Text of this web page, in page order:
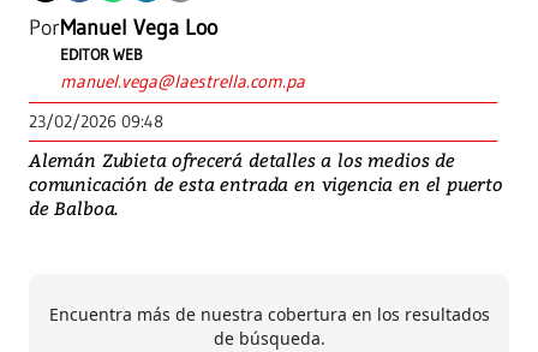
PorManuel Vega Loo
EDITOR WEB
manuel.vega@laestrella.com.pa
23/02/2026 09:48
Alemán Zubieta ofrecerá detalles a los medios de
comunicación de esta entrada en vigencia en el puerto
de Balboa.
Encuentra más de nuestra cobertura en los resultados
de búsqueda.